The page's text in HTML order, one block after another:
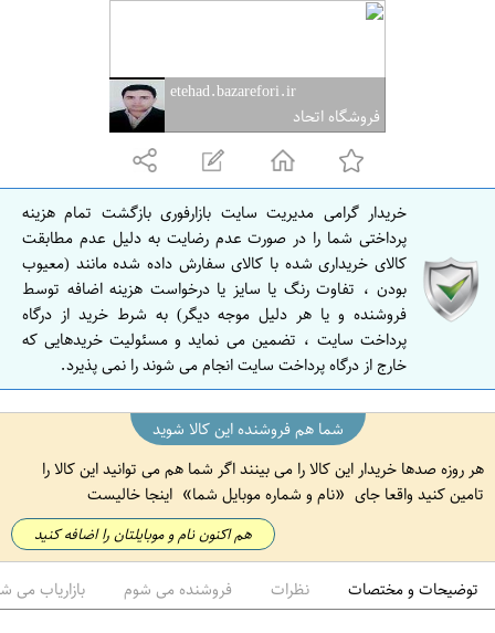
ص
ه
ا
ن
ص
ف
ه
ا
ن
etehad.bazarefori.ir
فروشگاه اتحاد
خریدار گرامی مدیریت سایت بازارفوری بازگشت تمام هزینه
پرداختی شما را در صورت عدم رضایت به دلیل عدم مطابقت
کالای خریداری شده با کالای سفارش داده شده مانند (معیوب
بودن ، تفاوت رنگ یا سایز یا درخواست هزینه اضافه توسط
فروشنده و یا هر دلیل موجه دیگر) به شرط خرید از درگاه
پرداخت سایت ، تضمین می نماید و مسئولیت خریدهایی که
خارج از درگاه پرداخت سایت انجام می شوند را نمی پذیرد.
شما هم فروشنده این کالا شوید
هر روزه صدها خریدار این کالا را می بینند اگر شما هم می توانید این کالا را
تامین کنید واقعا جای
نام و شماره موبایل شما اینجا خالیست
هم اکنون نام و موبایلتان را اضافه کنید
توضیحات و مختصات نظرات فروشنده می شوم بازاریاب می